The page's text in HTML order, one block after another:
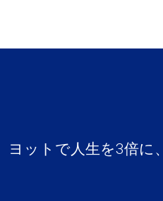
ヨットで人生を3倍に